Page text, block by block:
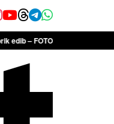
Türkiyə Antalyadakı